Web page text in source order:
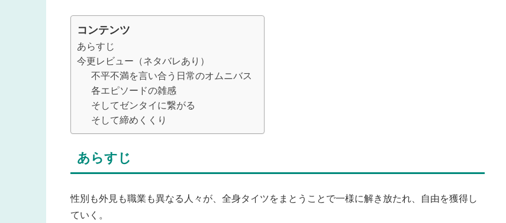
コンテンツ
あらすじ
今更レビュー（ネタバレあり）
不平不満を言い合う日常のオムニバス
各エピソードの雑感
そしてゼンタイに繋がる
そして締めくくり
あらすじ
性別も外見も職業も異なる人々が、全身タイツをまとうことで一様に解き放たれ、自由を獲得し
ていく。